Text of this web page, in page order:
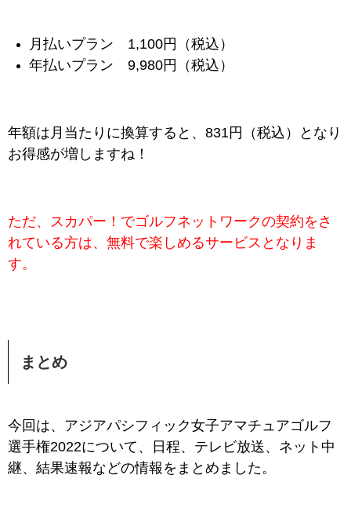
月払いプラン 1,100円（税込）
年払いプラン 9,980円（税込）
年額は月当たりに換算すると、831円（税込）となり
お得感が増しますね！
ただ、スカパー！でゴルフネットワークの契約をさ
れている方は、無料で楽しめるサービスとなりま
す。
まとめ
今回は、アジアパシフィック女子アマチュアゴルフ
選手権2022について、日程、テレビ放送、ネット中
継、結果速報などの情報をまとめました。